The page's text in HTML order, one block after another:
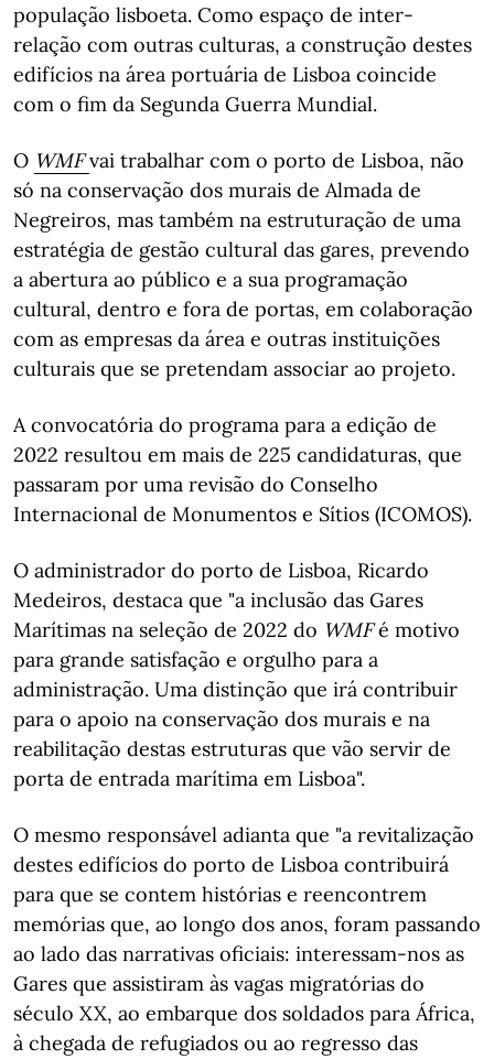
população lisboeta. Como espaço de inter-
relação com outras culturas, a construção destes
edifícios na área portuária de Lisboa coincide
com o fim da Segunda Guerra Mundial.
O WMF vai trabalhar com o porto de Lisboa, não
só na conservação dos murais de Almada de
Negreiros, mas também na estruturação de uma
estratégia de gestão cultural das gares, prevendo
a abertura ao público e a sua programação
cultural, dentro e fora de portas, em colaboração
com as empresas da área e outras instituições
culturais que se pretendam associar ao projeto.
A convocatória do programa para a edição de
2022 resultou em mais de 225 candidaturas, que
passaram por uma revisão do Conselho
Internacional de Monumentos e Sítios (ICOMOS).
O administrador do porto de Lisboa, Ricardo
Medeiros, destaca que "a inclusão das Gares
Marítimas na seleção de 2022 do WMFé motivo
para grande satisfação e orgulho para a
administração. Uma distinção que irá contribuir
para o apoio na conservação dos murais e na
reabilitação destas estruturas que vão servir de
porta de entrada marítima em Lisboa".
O mesmo responsável adianta que "a revitalização
destes edifícios do porto de Lisboa contribuirá
para que se contem histórias e reencontrem
memórias que, ao longo dos anos, foram passando
ao lado das narrativas oficiais: interessam-nos as
Gares que assistiram às vagas migratórias do
século XX, ao embarque dos soldados para África,
à chegada de refugiados ou ao regresso das